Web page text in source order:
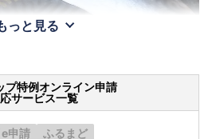
っと見る
プ特例オンライン申請
サービス一覧
申請 ふるまど